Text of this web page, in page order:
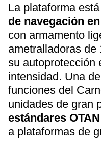
La plataforma
de navegación
con armamento
ametralladoras
su autoprotección
intensidad. Una
funciones del
unidades de gran
estándares OTAN
a plataformas de